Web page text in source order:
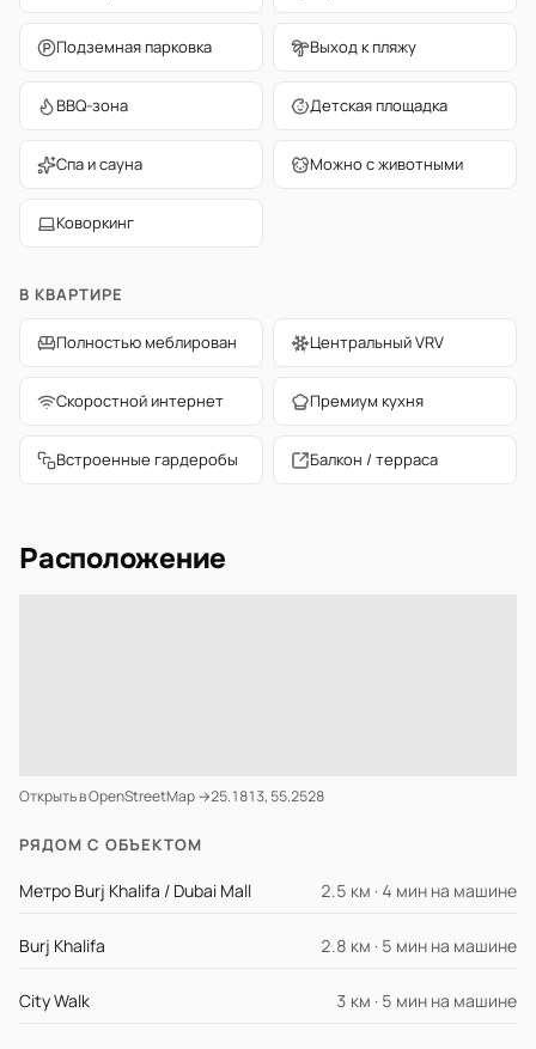
Подземная парковка Выход к пляжу
BBQ-зона Детская площадка
Спа и сауна Можно с животными
Коворкинг
В КВАРТИРЕ
Полностью меблирован Центральный VRV
Скоростной интернет Премиум кухня
Встроенные гардеробы Балкон / терраса
Расположение
Открыть в OpenStreetMap →25.1813, 55.2528
РЯДОМ С ОБЪЕКТОМ
Метро Burj Khalifa / Dubai Mall 2.5 км · 4 мин на машине
Burj Khalifa 2.8 км · 5 мин на машине
City Walk 3 км · 5 мин на машине